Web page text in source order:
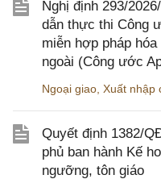
Nghị định 293/
dẫn thực thi Công
miễn hợp pháp
ngoài (Công ước
Ngoại giao Xuất nhập
Quyết định 1382/
phủ ban hành Kế
ngưỡng, tôn giáo